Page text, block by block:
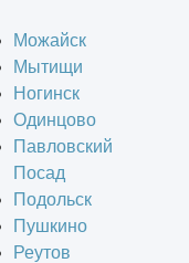
Можайск
Мытищи
Ногинск
Одинцово
Павловский
Посад
Подольск
Пушкино
Реутов